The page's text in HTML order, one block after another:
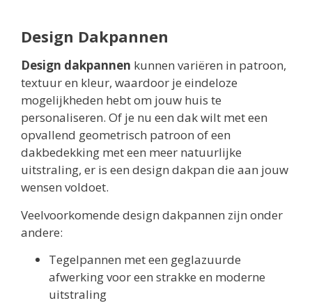
Design Dakpannen
Design dakpannen kunnen variëren in patroon,
textuur en kleur, waardoor je eindeloze
mogelijkheden hebt om jouw huis te
personaliseren. Of je nu een dak wilt met een
opvallend geometrisch patroon of een
dakbedekking met een meer natuurlijke
uitstraling, er is een design dakpan die aan jouw
wensen voldoet.
Veelvoorkomende design dakpannen zijn onder
andere:
Tegelpannen met een geglazuurde
afwerking voor een strakke en moderne
uitstraling